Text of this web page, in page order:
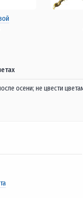
осени; не цвести